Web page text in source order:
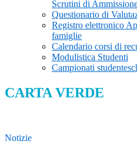
Scrutini di
Questionario di
Registro elettronico
famiglie
Calendario corsi di
Modulistica Studenti
Campionati
CARTA VERDE
Notizie